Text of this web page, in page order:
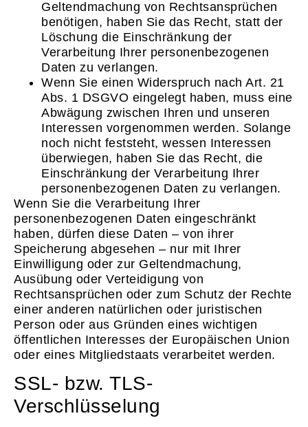
Geltendmachung von Rechtsansprüchen
benötigen, haben Sie das Recht, statt der
Löschung die Einschränkung der
Verarbeitung Ihrer personenbezogenen
Daten zu verlangen.
Wenn Sie einen Widerspruch nach Art. 21
Abs. 1 DSGVO eingelegt haben, muss eine
Abwägung zwischen Ihren und unseren
Interessen vorgenommen werden. Solange
noch nicht feststeht, wessen Interessen
überwiegen, haben Sie das Recht, die
Einschränkung der Verarbeitung Ihrer
personenbezogenen Daten zu verlangen.
Wenn Sie die Verarbeitung Ihrer
personenbezogenen Daten eingeschränkt
haben, dürfen diese Daten – von ihrer
Speicherung abgesehen – nur mit Ihrer
Einwilligung oder zur Geltendmachung,
Ausübung oder Verteidigung von
Rechtsansprüchen oder zum Schutz der Rechte
einer anderen natürlichen oder juristischen
Person oder aus Gründen eines wichtigen
öffentlichen Interesses der Europäischen Union
oder eines Mitgliedstaats verarbeitet werden.
SSL- bzw. TLS-
Verschlüsselung